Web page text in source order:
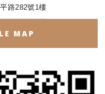
路282號1樓
MAP